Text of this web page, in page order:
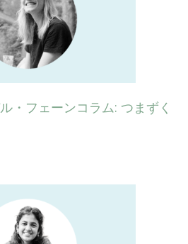
・フェーンコラム: つまずく